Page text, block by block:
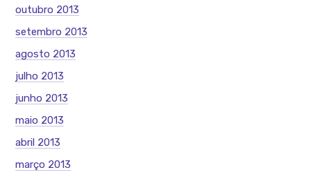
outubro 2013
setembro 2013
agosto 2013
julho 2013
junho 2013
maio 2013
abril 2013
março 2013